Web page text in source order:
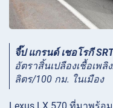
จี๊ป แกรนด์ เชอโรกี
อัตราสิ้นเปลืองเชื้อเพลิ
ลิตร/100 กม. ในเมือง